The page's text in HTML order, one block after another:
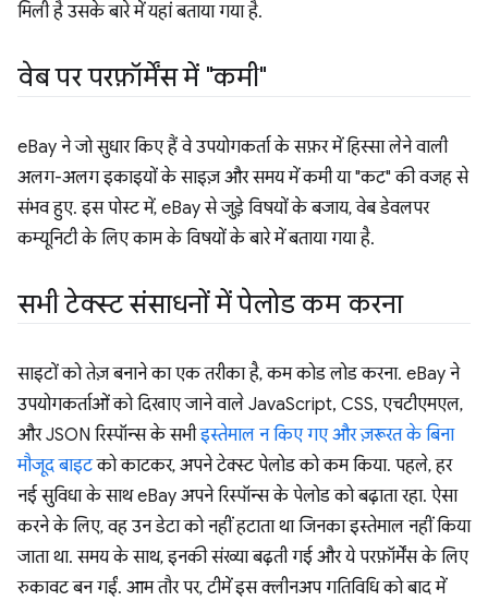
मिली है उसके बारे में यहां बताया गया है.
वेब पर परफ़ॉर्मेंस में "कमी"
eBay ने जो सुधार किए हैं वे उपयोगकर्ता के सफ़र में हिस्सा लेने वाली
अलग-अलग इकाइयों के साइज़ और समय में कमी या "कट" की वजह से
संभव हुए. इस पोस्ट में, eBay से जुड़े विषयों के बजाय, वेब डेवलपर
कम्यूनिटी के लिए काम के विषयों के बारे में बताया गया है.
सभी टेक्स्ट संसाधनों में पेलोड कम करना
साइटों को तेज़ बनाने का एक तरीका है, कम कोड लोड करना. eBay ने
उपयोगकर्ताओं को दिखाए जाने वाले JavaScript, CSS, एचटीएमएल,
और JSON रिस्पॉन्स के सभीइस्तेमाल न किए गए और ज़रूरत के बिना
मौजूद बाइटको काटकर, अपने टेक्स्ट पेलोड को कम किया. पहले, हर
नई सुविधा के साथ eBay अपने रिस्पॉन्स के पेलोड को बढ़ाता रहा. ऐसा
करने के लिए, वह उन डेटा को नहीं हटाता था जिनका इस्तेमाल नहीं किया
जाता था. समय के साथ, इनकी संख्या बढ़ती गई और ये परफ़ॉर्मेंस के लिए
रुकावट बन गईं. आम तौर पर, टीमें इस क्लीनअप गतिविधि को बाद में